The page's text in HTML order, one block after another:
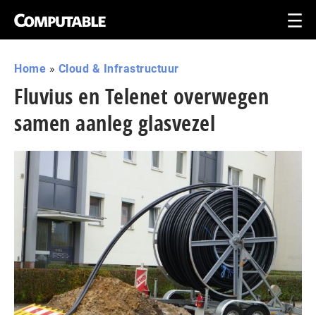
Home » Cloud & Infrastructuur
Fluvius en Telenet overwegen
samen aanleg glasvezel